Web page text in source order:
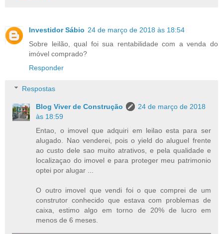
Investidor Sábio 24 de março de 2018 às 18:54
Sobre leilão, qual foi sua rentabilidade com a venda do
imóvel comprado?
Responder
Respostas
Blog Viver de Construção
24 de março de 2018
às 18:59
Entao, o imovel que adquiri em leilao esta para ser
alugado. Nao venderei, pois o yield do aluguel frente
ao custo dele sao muito atrativos, e pela qualidade e
localizaçao do imovel e para proteger meu patrimonio
optei por alugar ...
O outro imovel que vendi foi o que comprei de um
construtor conhecido que estava com problemas de
caixa, estimo algo em torno de 20% de lucro em
menos de 6 meses.